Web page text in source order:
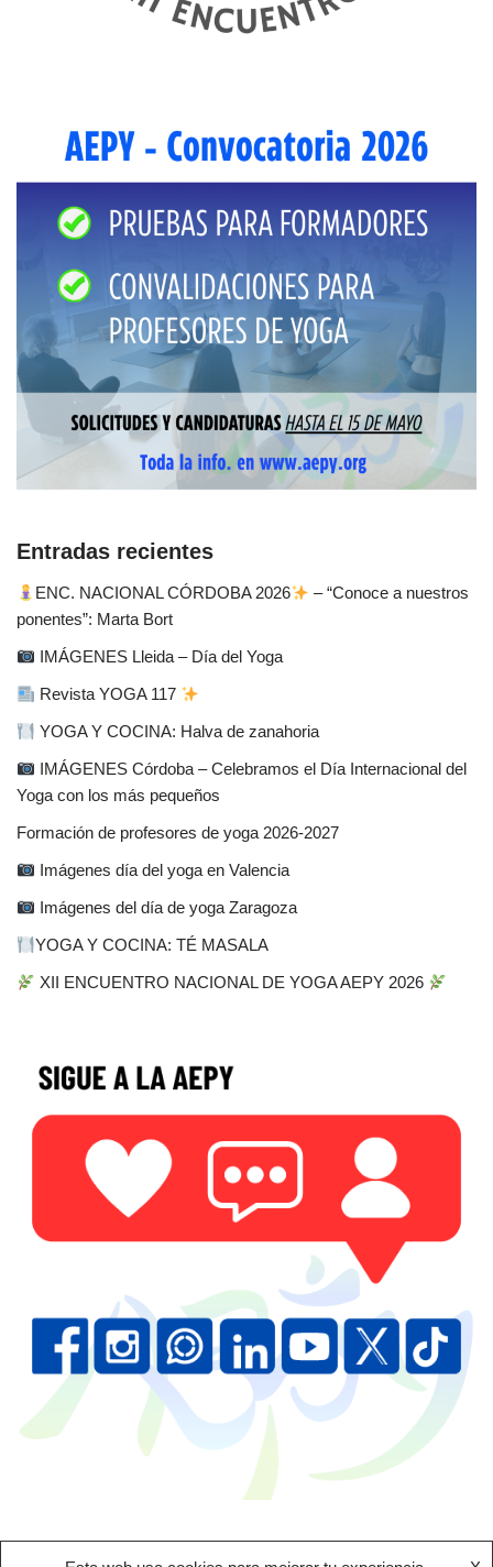
Entradas recientes
ENC. NACIONAL CÓRDOBA 2026
– “Conoce a nuestros
ponentes”: Marta Bort
IMÁGENES Lleida – Día del Yoga
Revista YOGA 117
YOGA Y COCINA: Halva de zanahoria
IMÁGENES Córdoba – Celebramos el Día Internacional del
Yoga con los más pequeños
Formación de profesores de yoga 2026-2027
Imágenes día del yoga en Valencia
Imágenes del día de yoga Zaragoza
YOGA Y COCINA: TÉ MASALA
XII ENCUENTRO NACIONAL DE YOGA AEPY 2026